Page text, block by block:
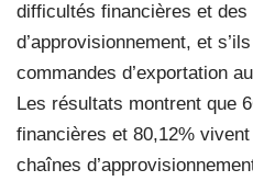
difficultés financières et des
d’approvisionnement, et
commandes d’exportation
Les résultats montrent que
financières et 80,12%
chaînes